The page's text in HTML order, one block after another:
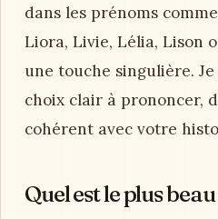
dans les prénoms
Liora, Livie, Lélia, Lison
une touche singulière.
choix clair à prononcer,
cohérent avec votre
Quel est le plus